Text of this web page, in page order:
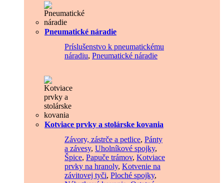
Pneumatické náradie
Príslušenstvo k pneumatickému
náradiu, Pneumatické náradie
Kotviace prvky a stolárske kovania
Závory, zástrče a petlice, Pánty
a závesy, Uholníkové spojky,
Špice, Papuče trámov, Kotviace
prvky na hranoly, Kotvenie na
závitovej tyči, Ploché spojky,